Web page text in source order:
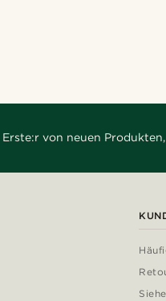
Erste:r von neuen